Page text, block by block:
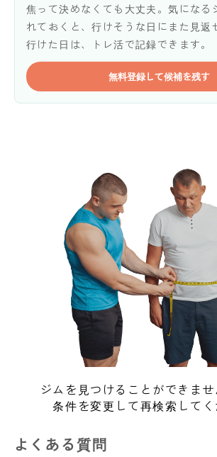
焦って決めなくても大丈夫。気になる
れておくと、行けそうな日にまた見返
行けた日は、トレ活で記録できます。
無料登録して候補を残す
ジムを見つけることができませ
条件を変更して再検索してく
よくある質問